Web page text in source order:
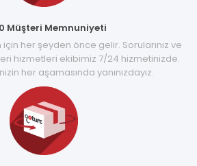
Müşteri Memnuniyeti
her şeyden önce gelir. Sorularınız ve
hizmetleri ekibimiz 7/24 hizmetinizde.
her aşamasında yanınızdayız.